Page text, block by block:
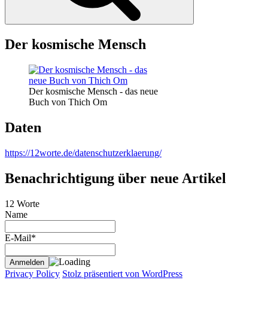
Der kosmische Mensch
Der kosmische Mensch - das neue
Buch von Thich Om
Daten
https://12worte.de/datenschutzerklaerung/
Benachrichtigung über neue Artikel
12 Worte
Name
E-Mail*
Privacy Policy Stolz präsentiert von WordPress